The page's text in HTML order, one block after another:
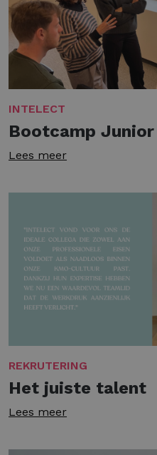
INTELECT
Bootcamp
Lees meer
REKRUTERING
Het juiste talent
Lees meer